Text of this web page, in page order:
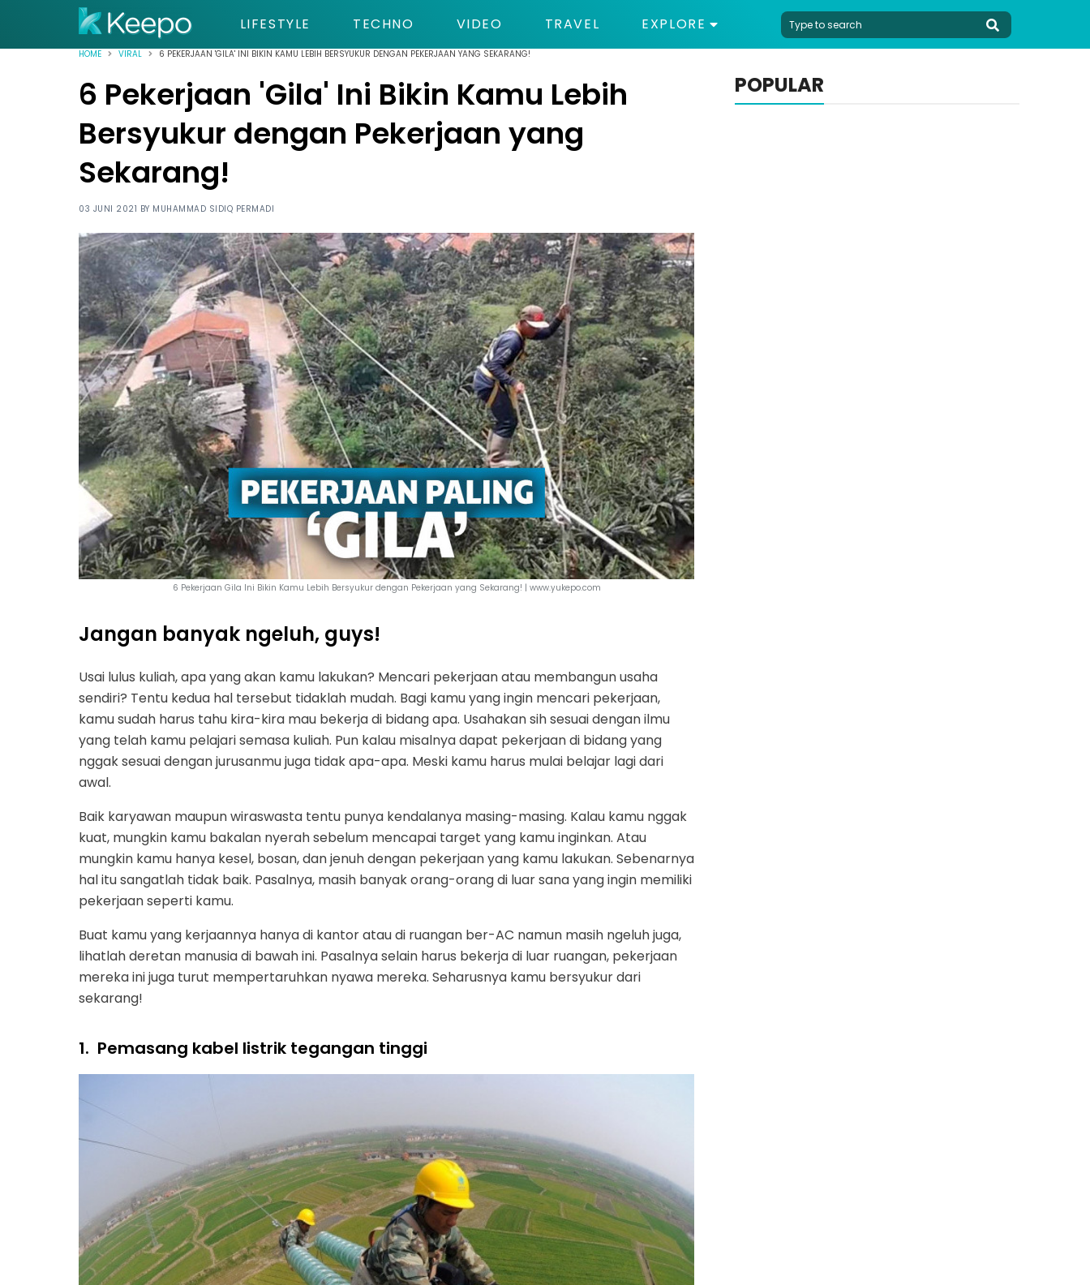
LIFESTYLE TECHNO VIDEO TRAVEL EXPLORE
HOME VIRAL 6 PEKERJAAN 'GILA' INI BIKIN KAMU LEBIH BERSYUKUR DENGAN PEKERJAAN YANG SEKARANG!
6 Pekerjaan 'Gila' Ini Bikin Kamu Lebih
Bersyukur dengan Pekerjaan yang
Sekarang!
03 JUNI 2021 BY MUHAMMAD SIDIQ PERMADI
6 Pekerjaan Gila Ini Bikin Kamu Lebih Bersyukur dengan Pekerjaan yang Sekarang! | www.yukepo.com
Jangan banyak ngeluh, guys!
Usai lulus kuliah, apa yang akan kamu lakukan? Mencari pekerjaan atau membangun usaha
sendiri? Tentu kedua hal tersebut tidaklah mudah. Bagi kamu yang ingin mencari pekerjaan,
kamu sudah harus tahu kira-kira mau bekerja di bidang apa. Usahakan sih sesuai dengan ilmu
yang telah kamu pelajari semasa kuliah. Pun kalau misalnya dapat pekerjaan di bidang yang
nggak sesuai dengan jurusanmu juga tidak apa-apa. Meski kamu harus mulai belajar lagi dari
awal.
Baik karyawan maupun wiraswasta tentu punya kendalanya masing-masing. Kalau kamu nggak
kuat, mungkin kamu bakalan nyerah sebelum mencapai target yang kamu inginkan. Atau
mungkin kamu hanya kesel, bosan, dan jenuh dengan pekerjaan yang kamu lakukan. Sebenarnya
hal itu sangatlah tidak baik. Pasalnya, masih banyak orang-orang di luar sana yang ingin memiliki
pekerjaan seperti kamu.
Buat kamu yang kerjaannya hanya di kantor atau di ruangan ber-AC namun masih ngeluh juga,
lihatlah deretan manusia di bawah ini. Pasalnya selain harus bekerja di luar ruangan, pekerjaan
mereka ini juga turut mempertaruhkan nyawa mereka. Seharusnya kamu bersyukur dari
sekarang!
1. Pemasang kabel listrik tegangan tinggi
POPULAR